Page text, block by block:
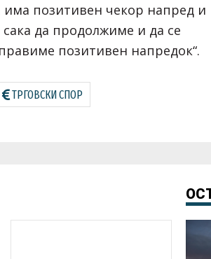
има позитивен чекор напред и
сака да продолжиме и да се
позитивен напредок“.
ТРГОВСКИ СПОР